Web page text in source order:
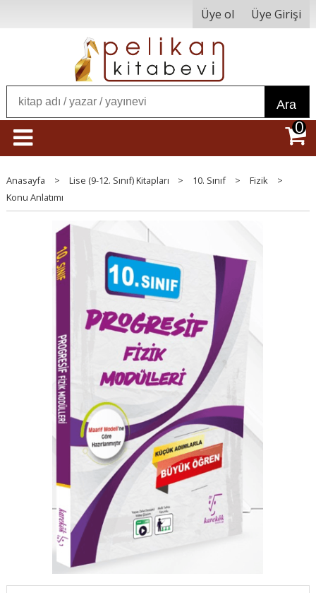
Üye ol Üye Girişi
Ara
0
Anasayfa > Lise (9-12. Sınıf) Kitapları > 10. Sınıf > Fizik
>
Konu Anlatımı